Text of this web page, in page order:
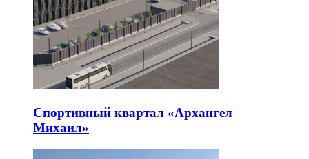
Спортивный квартал «Архангел
Михаил»